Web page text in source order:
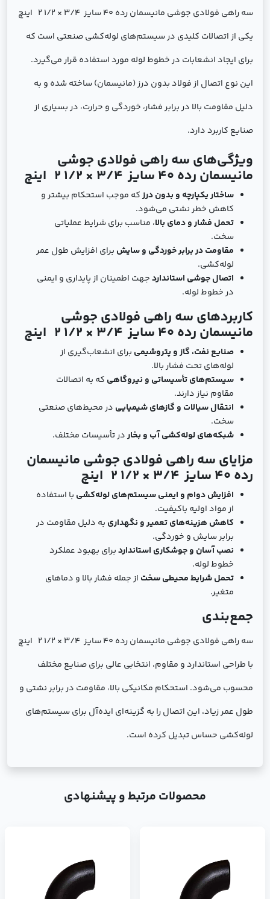
سه راهی فولادی جوشی مانیسمان رده 40 سایز 3/4 × 1/2 2 اینچ
یکی از اتصالات کلیدی در سیستم‌های لوله‌کشی صنعتی است که
برای ایجاد انشعابات در خطوط لوله مورد استفاده قرار می‌گیرد.
این نوع اتصال از فولاد بدون درز (مانیسمان) ساخته شده و به
دلیل مقاومت بالا در برابر فشار، خوردگی و حرارت، در بسیاری از
صنایع کاربرد دارد.
ویژگی‌های سه راهی فولادی جوشی
مانیسمان رده 40 سایز 3/4 × 1/2 2 اینچ
ساختار یکپارچه و بدون درزکه موجب استحکام بیشتر و
کاهش خطر نشتی می‌شود.
تحمل فشار و دمای بالا، مناسب برای شرایط عملیاتی
سخت.
مقاومت در برابر خوردگی و سایش برای افزایش طول عمر
لوله‌کشی.
اتصال جوشی استانداردجهت اطمینان از پایداری و ایمنی
در خطوط لوله.
کاربردهای سه راهی فولادی جوشی
مانیسمان رده 40 سایز 3/4 × 1/2 2 اینچ
صنایع نفت، گاز و پتروشیمی برای انشعاب‌گیری از
لوله‌های تحت فشار بالا.
سیستم‌های تأسیساتی و نیروگاهی که به اتصالات
مقاوم نیاز دارند.
انتقال سیالات و گازهای شیمیایی در محیط‌های صنعتی
سخت.
شبکه‌های لوله‌کشی آب و بخاردر تأسیسات مختلف.
مزایای سه راهی فولادی جوشی مانیسمان
رده 40 سایز 3/4 × 1/2 2 اینچ
افزایش دوام و ایمنی سیستم‌های لوله‌کشی با استفاده
از مواد اولیه باکیفیت.
کاهش هزینه‌های تعمیر و نگهداری به دلیل مقاومت در
برابر سایش و خوردگی.
نصب آسان و جوشکاری استانداردبرای بهبود عملکرد
خطوط لوله.
تحمل شرایط محیطی سخت از جمله فشار بالا و دماهای
متغیر.
جمع‌بندی
سه راهی فولادی جوشی مانیسمان رده 40 سایز 3/4 × 1/2 2 اینچ
با طراحی استاندارد و مقاوم، انتخابی عالی برای صنایع مختلف
محسوب می‌شود. استحکام مکانیکی بالا، مقاومت در برابر نشتی و
طول عمر زیاد، این اتصال را به گزینه‌ای ایده‌آل برای سیستم‌های
لوله‌کشی حساس تبدیل کرده است.
محصولات مرتبط و پیشنهادی